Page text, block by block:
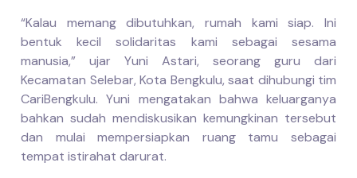
“Kalau memang dibutuhkan, rumah kami siap. Ini
bentuk kecil solidaritas kami sebagai sesama
manusia,” ujar Yuni Astari, seorang guru dari
Kecamatan Selebar, Kota Bengkulu, saat dihubungi tim
CariBengkulu. Yuni mengatakan bahwa keluarganya
bahkan sudah mendiskusikan kemungkinan tersebut
dan mulai mempersiapkan ruang tamu sebagai
tempat istirahat darurat.